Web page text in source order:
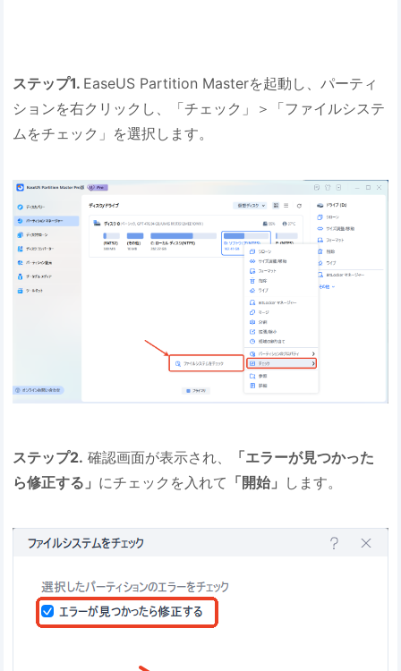
ステップ1. EaseUS Partition Masterを起動し、パーティ
ションを右クリックし、「チェック」＞「ファイルシステ
ムをチェック」を選択します。
ステップ2. 確認画面が表示され、
「エラーが見つかった
ら修正する」 にチェックを入れて 「開始」 します。